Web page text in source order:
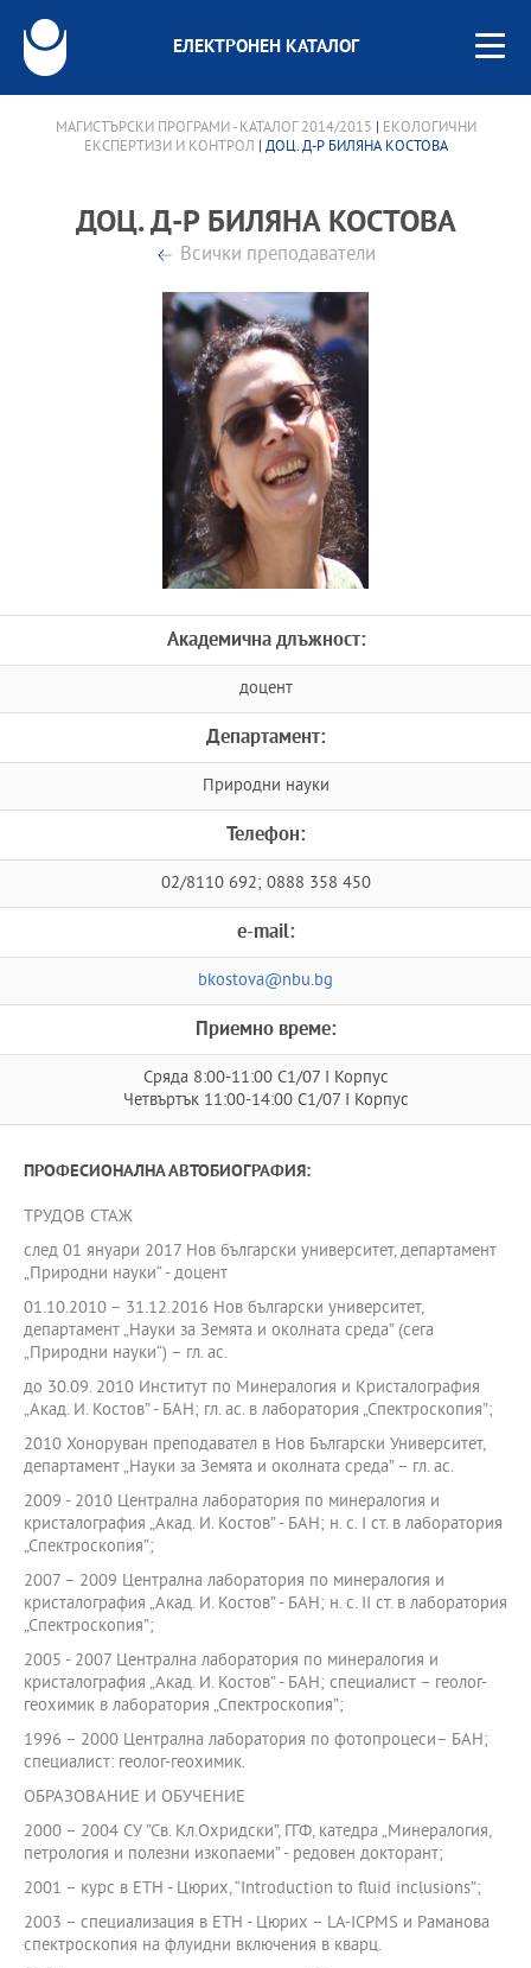
ЕЛЕКТРОНЕН КАТАЛОГ
МАГИСТЪРСКИ ПРОГРАМИ - КАТАЛОГ 2014/2015
ЕКОЛОГИЧНИ
ЕКСПЕРТИЗИ И КОНТРОЛ | ДОЦ. Д-Р БИЛЯНА КОСТОВА
ДОЦ. Д-Р БИЛЯНА КОСТОВА
Всички преподаватели
Академична длъжност:
доцент
Департамент:
Природни науки
Телефон:
02/8110 692; 0888 358 450
e-mail:
bkostova@nbu.bg
Приемно време:
Сряда 8:00-11:00 С1/07 I Корпус
Четвъртък 11:00-14:00 С1/07 I Корпус
ПРОФЕСИОНАЛНА АВТОБИОГРАФИЯ:
ТРУДОВ СТАЖ
след 01 януари 2017 Нов български университет, департамент
„Природни науки“ - доцент
01.10.2010 – 31.12.2016 Нов български университет,
департамент „Науки за Земята и околната среда” (сега
„Природни науки“) – гл. ас.
до 30.09. 2010 Институт по Минералогия и Кристалография
„Акад. И. Костов” - БАН; гл. ас. в лаборатория „Спектроскопия”;
2010 Хоноруван преподавател в Нов Български Университет,
департамент „Науки за Земята и околната среда” – гл. ас.
2009 - 2010 Централна лаборатория по минералогия и
кристалография „Акад. И. Костов” - БАН; н. с. І ст. в лаборатория
„Спектроскопия”;
2007 – 2009 Централна лаборатория по минералогия и
кристалография „Акад. И. Костов” - БАН; н. с. ІІ ст. в лаборатория
„Спектроскопия”;
2005 - 2007 Централна лаборатория по минералогия и
кристалография „Акад. И. Костов” - БАН; специалист – геолог-
геохимик в лаборатория „Спектроскопия”;
1996 – 2000 Централна лаборатория по фотопроцеси– БАН;
специалист: геолог-геохимик.
ОБРАЗОВАНИЕ И ОБУЧЕНИЕ
2000 – 2004 СУ ”Св. Кл.Охридски”, ГГФ, катедра „Минералогия,
петрология и полезни изкопаеми” - редовен докторант;
2001 – курс в ЕТН - Цюрих, “Introduction to fluid inclusions”;
2003 – специализация в ЕТН - Цюрих – LA-ICPMS и Раманова
спектроскопия на флуидни включения в кварц.